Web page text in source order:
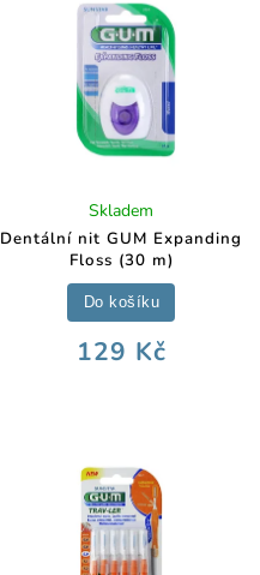
Dentální nit GUM Expanding
Floss (30 m)
Skladem
129 Kč
Do košíku